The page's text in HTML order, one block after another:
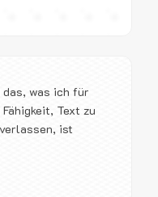
was ich für
Text zu
ist